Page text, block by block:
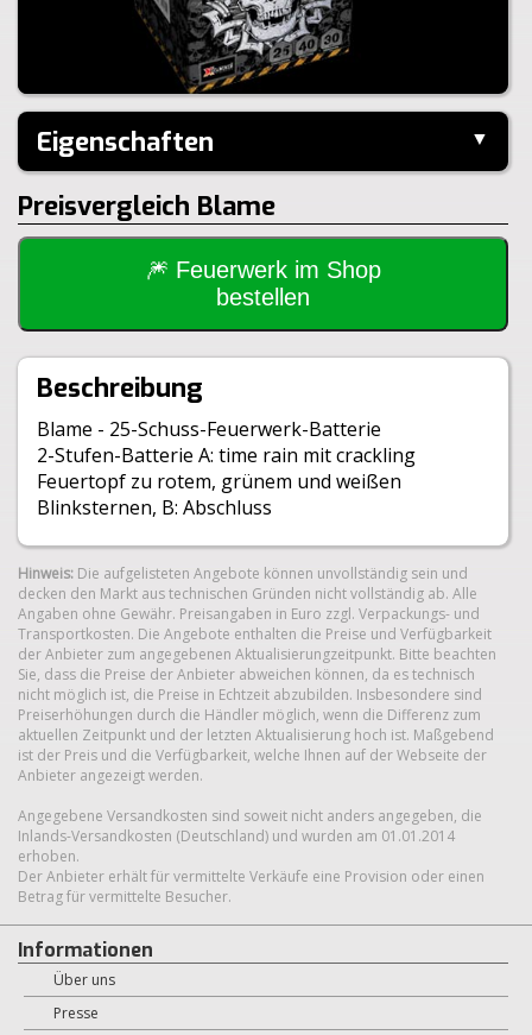
Eigenschaften ▼
Hersteller:
---
Performance:
I-Shape
Kaliber:
25mm
Schuss:
25
35m
25sek
Inhalt je VE:
10 Stück
Größe:
15,0x14,5x17,5cm
Gewicht Netto:
Klasse:
Preisvergleich Blame
🎆 Feuerwerk im Shop
bestellen
Beschreibung
Blame - 25-Schuss-Feuerwerk-Batterie
2-Stufen-Batterie A: time rain mit crackling
Feuertopf zu rotem, grünem und weißen
Blinksternen, B: Abschluss
Hinweis: Die aufgelisteten Angebote können unvollständig sein und
decken den Markt aus technischen Gründen nicht vollständig ab. Alle
Angaben ohne Gewähr. Preisangaben in Euro zzgl. Verpackungs- und
Transportkosten. Die Angebote enthalten die Preise und Verfügbarkeit
der Anbieter zum angegebenen Aktualisierungzeitpunkt. Bitte beachten
Sie, dass die Preise der Anbieter abweichen können, da es technisch
nicht möglich ist, die Preise in Echtzeit abzubilden. Insbesondere sind
Preiserhöhungen durch die Händler möglich, wenn die Differenz zum
aktuellen Zeitpunkt und der letzten Aktualisierung hoch ist. Maßgebend
ist der Preis und die Verfügbarkeit, welche Ihnen auf der Webseite der
Anbieter angezeigt werden.
Angegebene Versandkosten sind soweit nicht anders angegeben, die
Inlands-Versandkosten (Deutschland) und wurden am 01.01.2014
erhoben.
Der Anbieter erhält für vermittelte Verkäufe eine Provision oder einen
Betrag für vermittelte Besucher.
Informationen
Über uns
Presse